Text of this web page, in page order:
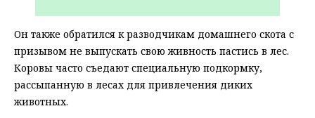
Он также обратился к разводчикам домашнего скота с
призывом не выпускать свою живность пастись в лес.
Коровы часто съедают специальную подкормку,
рассыпанную в лесах для привлечения диких
животных.